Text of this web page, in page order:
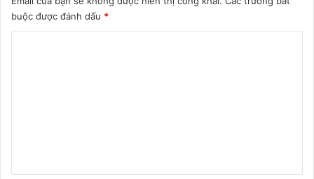
buộc được đánh dấu *